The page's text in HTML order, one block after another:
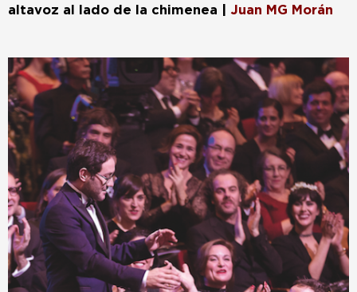
altavoz al lado de la chimenea
Juan MG Morán